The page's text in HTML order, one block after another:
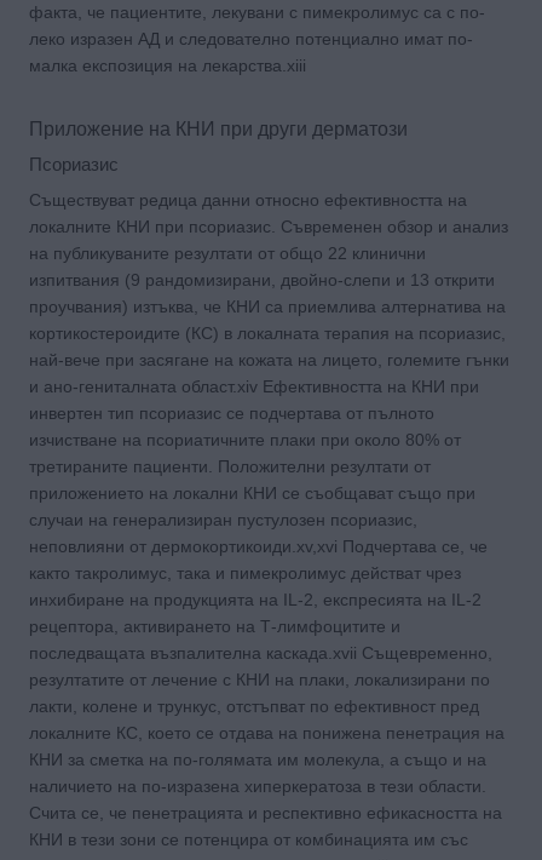
факта, че пациентите, лекувани с пимекролимус са с по-
леко изразен АД и следователно потенциално имат по-
малка експозиция на лекарства.xiii
Приложение на КНИ при други дерматози
Псориазис
Съществуват редица данни относно ефективността на
локалните КНИ при псориазис. Съвременен обзор и анализ
на публикуваните резултати от общо 22 клинични
изпитвания (9 рандомизирани, двойно-слепи и 13 открити
проучвания) изтъква, че КНИ са приемлива алтернатива на
кортикостероидите (КС) в локалната терапия на псориазис,
най-вече при засягане на кожата на лицето, големите гънки
и ано-гениталната област.xiv Ефективността на КНИ при
инвертен тип псориазис се подчертава от пълното
изчистване на псориатичните плаки при около 80% от
третираните пациенти. Положителни резултати от
приложението на локални КНИ се съобщават също при
случаи на генерализиран пустулозен псориазис,
неповлияни от дермокортикоиди.xv,xvi Подчертава се, че
както такролимус, така и пимекролимус действат чрез
инхибиране на продукцията на IL-2, експресията на IL-2
рецептора, активирането на Т-лимфоцитите и
последващата възпалителна каскада.xvii Същевременно,
резултатите от лечение с КНИ на плаки, локализирани по
лакти, колене и трункус, отстъпват по ефективност пред
локалните КС, което се отдава на понижена пенетрация на
КНИ за сметка на по-голямата им молекула, а също и на
наличието на по-изразена хиперкератоза в тези области.
Счита се, че пенетрацията и респективно ефикасността на
КНИ в тези зони се потенцира от комбинацията им със